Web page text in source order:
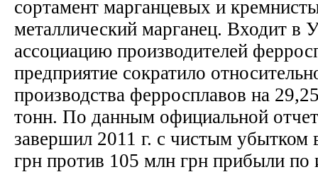
сортамент марганцевых и
металлический марганец. Входит в
ассоциацию производителей
предприятие сократило
производства ферросплавов на
тонн. По данным официальной
завершил 2011 г. с чистым убытком
грн против 105 млн грн прибыли по